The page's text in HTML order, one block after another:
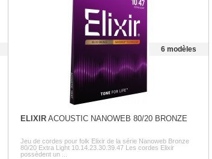
6 modèles
ELIXIR ACOUSTIC NANOWEB 80/20 BRONZE
Jeu de cordes pour folk Elixir de la série Nanoweb Bronze
80/20 Extra Light 10.14.23.30.39.47 Les cordes Elixir
possèdent un ...